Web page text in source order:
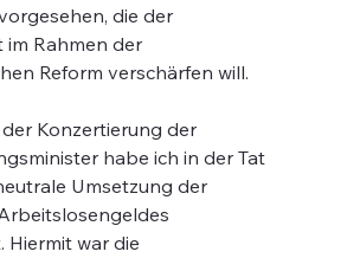
die der
im Rahmen der
Reform verschärfen will.
habe ich in der Tat
Umsetzung der
Hiermit war die